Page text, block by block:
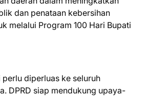
dan penataan kebersihan
melalui Program 100 Hari Bupati
perlu diperluas ke seluruh
DPRD siap mendukung upaya-